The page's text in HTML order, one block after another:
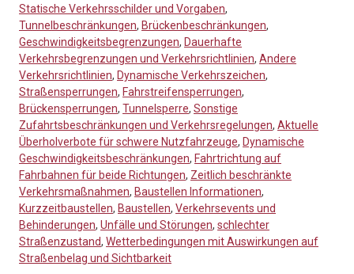
Statische Verkehrsschilder und Vorgaben,
Tunnelbeschränkungen, Brückenbeschränkungen,
Geschwindigkeitsbegrenzungen, Dauerhafte
Verkehrsbegrenzungen und Verkehrsrichtlinien, Andere
Verkehrsrichtlinien, Dynamische Verkehrszeichen,
Straßensperrungen, Fahrstreifensperrungen,
Brückensperrungen, Tunnelsperre, Sonstige
Zufahrtsbeschränkungen und Verkehrsregelungen, Aktuelle
Überholverbote für schwere Nutzfahrzeuge, Dynamische
Geschwindigkeitsbeschränkungen, Fahrtrichtung auf
Fahrbahnen für beide Richtungen, Zeitlich beschränkte
Verkehrsmaßnahmen, Baustellen Informationen,
Kurzzeitbaustellen, Baustellen, Verkehrsevents und
Behinderungen, Unfälle und Störungen, schlechter
Straßenzustand, Wetterbedingungen mit Auswirkungen auf
Straßenbelag und Sichtbarkeit